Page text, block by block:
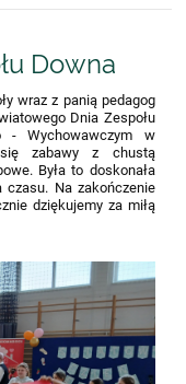
Downa
wraz z panią pedagog
Dnia Zespołu
- Wychowawczym w
się zabawy z chustą
Była to doskonała
Na zakończenie
dziękujemy za miłą